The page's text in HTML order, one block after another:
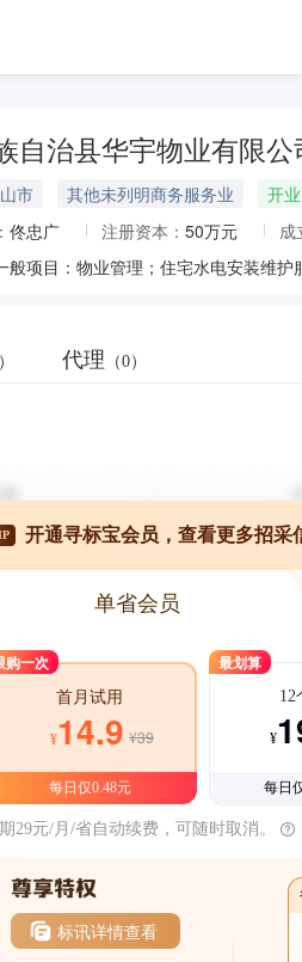
自治县华宇物业有限公
市 其他未列明商务服务业
开业
佟忠广 注册资本： 50万元
成
代理 （0）
开通寻标宝会员，查看更多招采
单省会员
购一次
首月试用
¥14.9 ¥39
每日仅0.48元
最划算
12
¥
每日
29元/月/省自动续费，可随时取消。
标讯详情查看